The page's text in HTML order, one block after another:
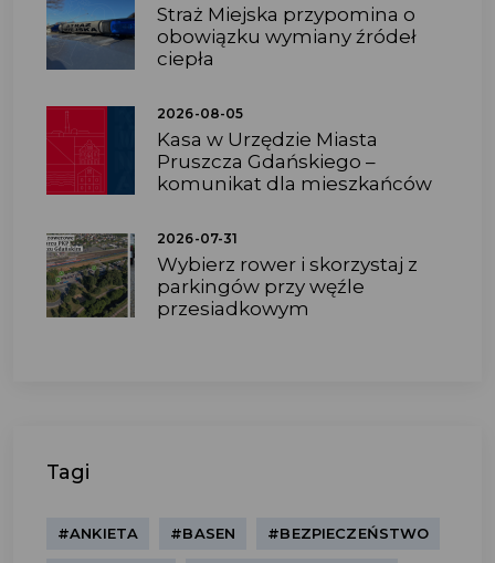
Straż Miejska przypomina o
obowiązku wymiany źródeł
ciepła
2026-08-05
Kasa w Urzędzie Miasta
Pruszcza Gdańskiego –
komunikat dla mieszkańców
2026-07-31
Wybierz rower i skorzystaj z
parkingów przy węźle
przesiadkowym
Tagi
#ANKIETA #BASEN #BEZPIECZEŃSTWO